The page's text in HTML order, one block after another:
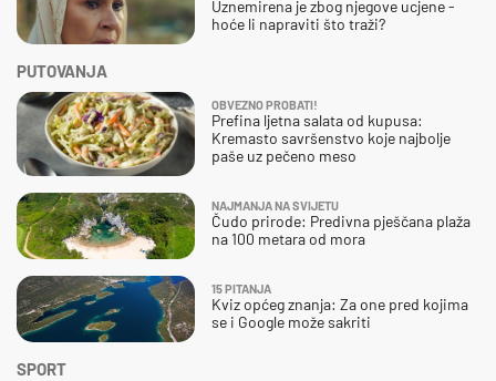
SPORT
Uznemirena je zbog njegove ucjene -
hoće li napraviti što traži?
PUTOVANJA
OBVEZNO PROBATI!
Prefina ljetna salata od kupusa:
Kremasto savršenstvo koje najbolje
paše uz pečeno meso
NAJMANJA NA SVIJETU
Čudo prirode: Predivna pješčana plaža
na 100 metara od mora
15 PITANJA
Kviz općeg znanja: Za one pred kojima
se i Google može sakriti